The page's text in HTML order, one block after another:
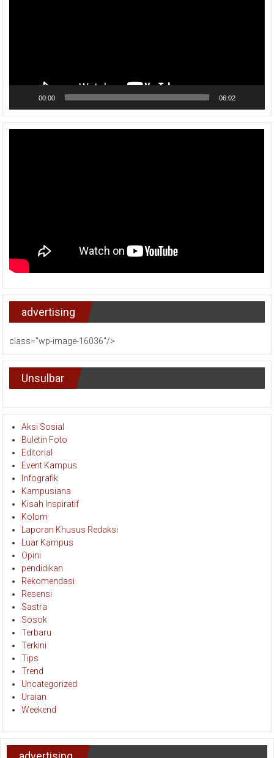
00:00 06:02
advertising
class="wp-image-16036"/>
Unsulbar
Aksi Sosial
Buletin Foto
Editorial
Event Kampus
Infografik
Kampusiana
Kisah Inspiratif
Kolom
Laporan Khusus Redaksi
Luar Kampus
Opini
pendidikan
Rekomendasi
Resensi
Sastra
Sosok
Terbaru
Terkini
Tips
Trend
Uncategorized
Uraian
Weekend